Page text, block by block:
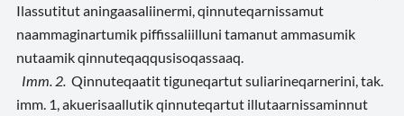
Ilassutitut aningaasaliinermi, qinnuteqarnissamut
naammaginartumik piffissaliilluni tamanut ammasumik
nutaamik qinnuteqaqqusisoqassaaq.
Imm. 2. Qinnuteqaatit tiguneqartut suliarineqarnerini, tak.
imm. 1, akuerisaallutik qinnuteqartut illutaarnissaminnut